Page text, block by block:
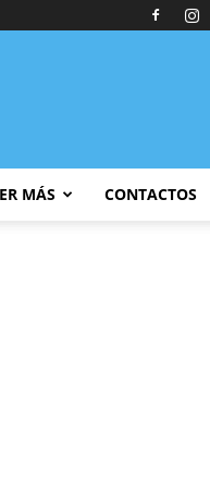
MÁS CONTACTOS